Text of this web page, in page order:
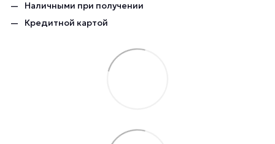
Наличными при получении
Кредитной картой